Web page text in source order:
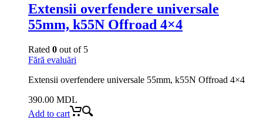
Extensii overfendere universale
55mm, k55N Offroad 4×4
Rated 0 out of 5
Fără evaluări
Extensii overfendere universale 55mm, k55N Offroad 4×4
390.00 MDL
Add to cart